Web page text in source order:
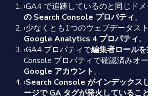
›GA4 で追跡しているのと同じドメ
の Search Console プロパティ。
›少なくとも1つのウェブデータス
Google Analytics 4 プロパティ。
›GA4 プロパティで編集者ロール
Console プロパティで確認済みオ
Google アカウント。
›Search Console がインデックス
ージで GA タグが発火しているこ